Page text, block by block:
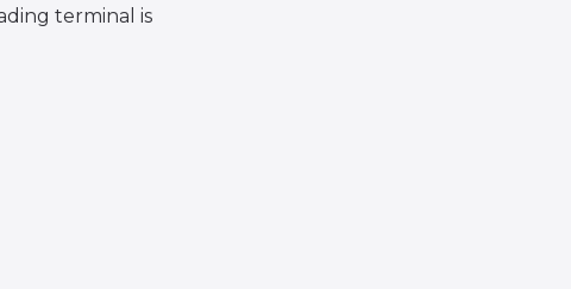
terminal is